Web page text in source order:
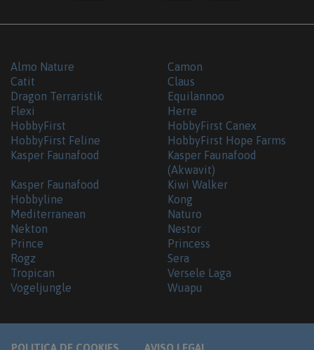
Almo Nature
Camon
Catit
Claus
Dragon Terraristik
Equilannoo
Flexi
Herre
HobbyFirst
HobbyFirst Canex
HobbyFirst Feline
HobbyFirst Hope Farms
Kasper Faunafood
Kasper Faunafood
(Akwavit)
Kasper Faunafood
Hobbyline
Kiwi Walker
Kong
Mediterranean
Naturo
Nekton
Nestor
Prince
Princess
Rogz
Sera
Tropican
Versele Laga
Vogeljungle
Wuapu